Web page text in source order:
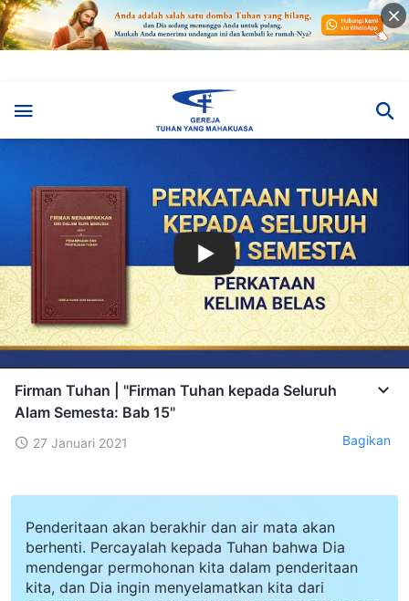
Firman Tuhan | "Firman Tuhan kepada Seluruh
Alam Semesta: Bab 15"
27 Januari 2021 Bagikan
Penderitaan akan berakhir dan air mata akan
berhenti. Percayalah kepada Tuhan bahwa Dia
mendengar permohonan kita dalam penderitaan
kita, dan Dia ingin menyelamatkan kita dari